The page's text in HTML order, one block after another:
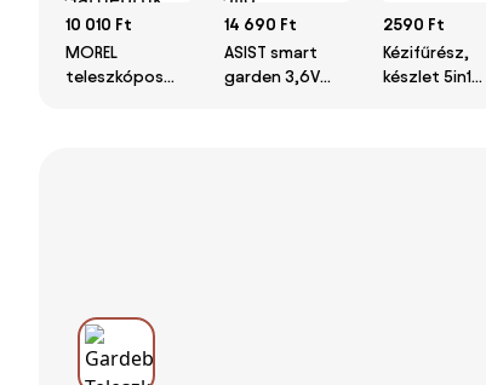
10 010 Ft
MOREL
teleszkópos
14 690 Ft
ASIST smart
garden 3,6V
2590 Ft
Kézifűrész,
készlet 5in1